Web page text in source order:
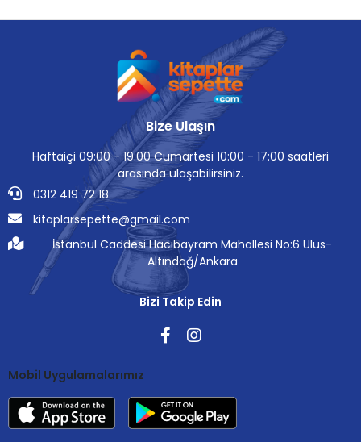
Bize Ulaşın
Haftaiçi 09:00 - 19:00 Cumartesi 10:00 - 17:00 saatleri
arasında ulaşabilirsiniz.
0312 419 72 18
kitaplarsepette@gmail.com
İstanbul Caddesi Hacıbayram Mahallesi No:6 Ulus-
Altındağ/Ankara
Bizi Takip Edin
Mobil Uygulamalarımız